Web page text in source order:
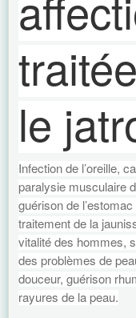
le
Infection de l’oreille,
paralysie musculaire
guérison de
traitement de la
vitalité des hommes,
des problèmes de
douceur, guérison
rayures de la peau.